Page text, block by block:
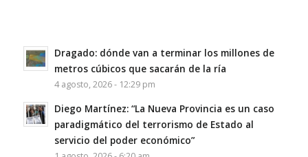
Dragado: dónde van a terminar los millones de
metros cúbicos que sacarán de la ría
4 agosto, 2026 - 12:29 pm
Diego Martínez: “La Nueva Provincia es un caso
paradigmático del terrorismo de Estado al
servicio del poder económico”